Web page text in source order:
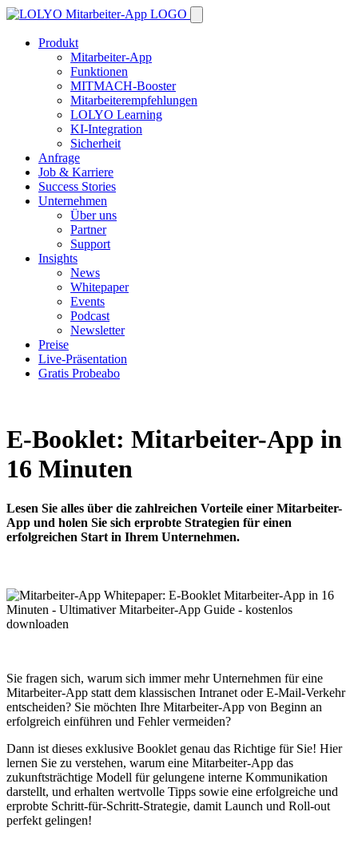
Produkt
Mitarbeiter-App
Funktionen
MITMACH-Booster
Mitarbeiterempfehlungen
LOLYO Learning
KI-Integration
Sicherheit
Anfrage
Job & Karriere
Success Stories
Unternehmen
Über uns
Partner
Support
Insights
News
Whitepaper
Events
Podcast
Newsletter
Preise
Live-Präsentation
Gratis Probeabo
E-Booklet: Mitarbeiter-App in
16 Minuten
Lesen Sie alles über die zahlreichen Vorteile einer Mitarbeiter-
App und holen Sie sich erprobte Strategien für einen
erfolgreichen Start in Ihrem Unternehmen.
Sie fragen sich, warum sich immer mehr Unternehmen für eine
Mitarbeiter-App statt dem klassischen Intranet oder E-Mail-Verkehr
entscheiden? Sie möchten Ihre Mitarbeiter-App von Beginn an
erfolgreich einführen und Fehler vermeiden?
Dann ist dieses exklusive Booklet genau das Richtige für Sie! Hier
lernen Sie zu verstehen, warum eine Mitarbeiter-App das
zukunftsträchtige Modell für gelungene interne Kommunikation
darstellt, und erhalten wertvolle Tipps sowie eine erfolgreiche und
erprobte Schritt-für-Schritt-Strategie, damit Launch und Roll-out
perfekt gelingen!